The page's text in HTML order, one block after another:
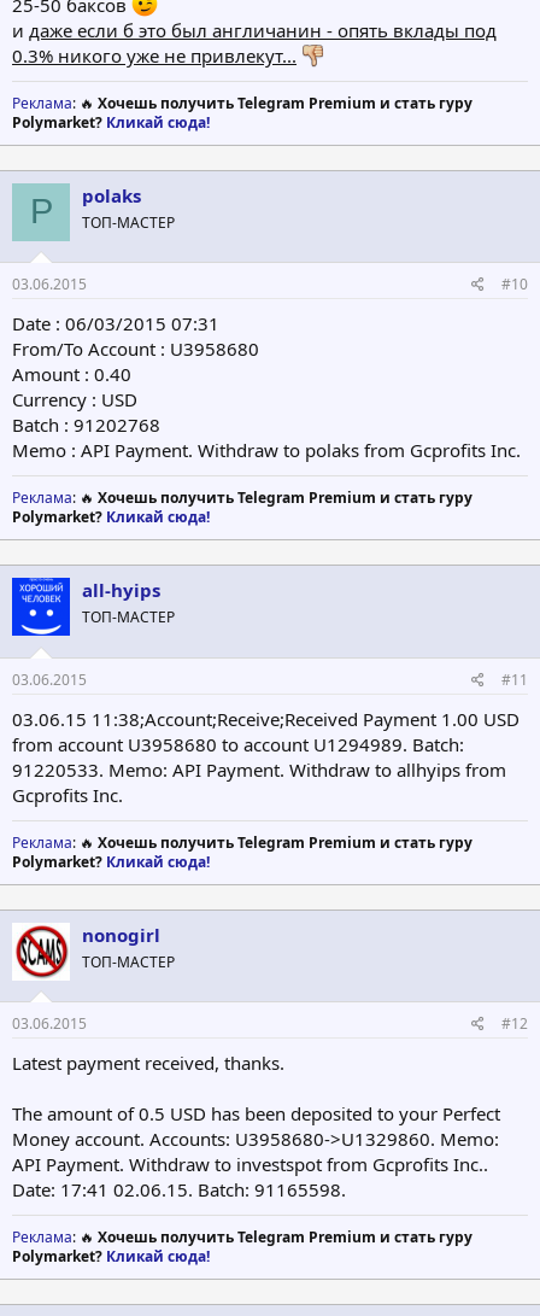
и даже если б это был англичанин - опять вклады под
0.3% никого уже не привлекут...
Реклама: 🔥 Хочешь получить Telegram Premium и стать гуру
Polymarket? Кликай сюда!
P polaks
ТОП-МАСТЕР
03.06.2015 #10
Date : 06/03/2015 07:31
From/To Account : U3958680
Amount : 0.40
Currency : USD
Batch : 91202768
Memo : API Payment. Withdraw to polaks from Gcprofits Inc.
Реклама: 🔥 Хочешь получить Telegram Premium и стать гуру
Polymarket? Кликай сюда!
all-hyips
ТОП-МАСТЕР
03.06.2015 #11
03.06.15 11:38;Account;Receive;Received Payment 1.00 USD
from account U3958680 to account U1294989. Batch:
91220533. Memo: API Payment. Withdraw to allhyips from
Gcprofits Inc.
Реклама: 🔥 Хочешь получить Telegram Premium и стать гуру
Polymarket? Кликай сюда!
nonogirl
ТОП-МАСТЕР
03.06.2015 #12
Latest payment received, thanks.
The amount of 0.5 USD has been deposited to your Perfect
Money account. Accounts: U3958680->U1329860. Memo:
API Payment. Withdraw to investspot from Gcprofits Inc..
Date: 17:41 02.06.15. Batch: 91165598.
Реклама: 🔥 Хочешь получить Telegram Premium и стать гуру
Polymarket? Кликай сюда!